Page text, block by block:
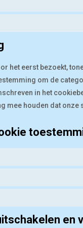
het eerst bezoekt,
om de
in het
mee houden dat
en